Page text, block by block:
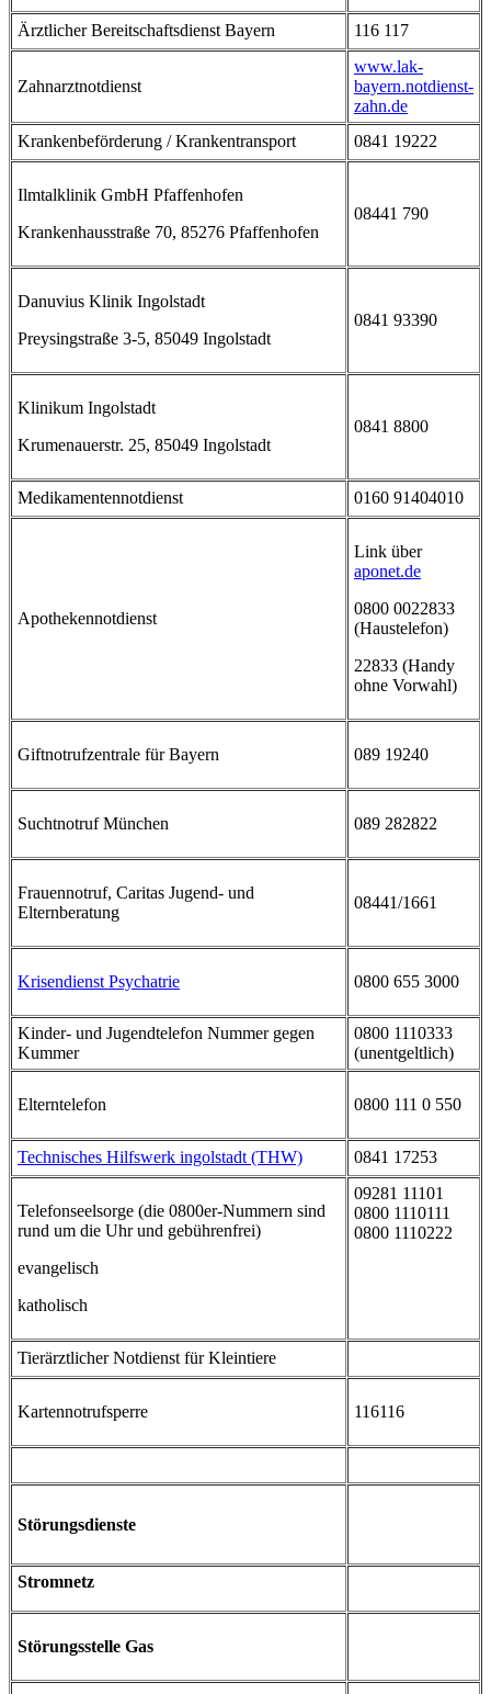
Ärztlicher Bereitschaftsdienst Bayern 116 117
Zahnarztnotdienst
www.lak-
bayern.notdienst-
zahn.de
Krankenbeförderung / Krankentransport
0841 19222
Ilmtalklinik GmbH Pfaffenhofen
Krankenhausstraße 70, 85276 Pfaffenhofen
08441 790
Danuvius Klinik Ingolstadt
Preysingstraße 3-5, 85049 Ingolstadt
0841 93390
Klinikum Ingolstadt
Krumenauerstr. 25, 85049 Ingolstadt
0841 8800
Medikamentennotdienst 0160 91404010
Apothekennotdienst
Link über
aponet.de
0800 0022833
(Haustelefon)
22833 (Handy
ohne Vorwahl)
Giftnotrufzentrale für Bayern 089 19240
Suchtnotruf München 089 282822
Frauennotruf, Caritas Jugend- und
Elternberatung
08441/1661
Krisendienst Psychatrie 0800 655 3000
Kinder- und Jugendtelefon Nummer gegen
Kummer
0800 1110333
(unentgeltlich)
Elterntelefon 0800 111 0 550
Technisches Hilfswerk ingolstadt (THW) 0841 17253
Telefonseelsorge (die 0800er-Nummern sind
rund um die Uhr und gebührenfrei)
evangelisch
katholisch
09281 11101
0800 1110111
0800 1110222
Tierärztlicher Notdienst für Kleintiere
Kartennotrufsperre 116116
Störungsdienste
Stromnetz
Störungsstelle Gas